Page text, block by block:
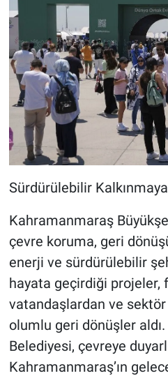
Sürdürülebilir
Kahramanmaraş
çevre koruma, geri
enerji ve sürdürülebilir
hayata geçirdiği projeler,
vatandaşlardan ve
olumlu geri dönüşler
Belediyesi, çevreye
Kahramanmaraş’ın